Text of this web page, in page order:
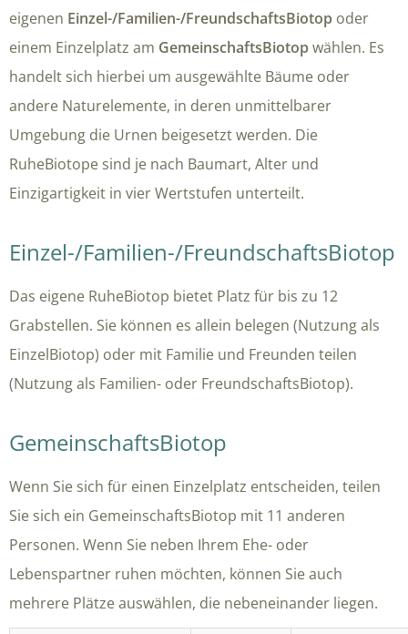
eigenen Einzel-/Familien-/FreundschaftsBiotop oder
einem Einzelplatz am GemeinschaftsBiotop wählen. Es
handelt sich hierbei um ausgewählte Bäume oder
andere Naturelemente, in deren unmittelbarer
Umgebung die Urnen beigesetzt werden. Die
RuheBiotope sind je nach Baumart, Alter und
Einzigartigkeit in vier Wertstufen unterteilt.
Einzel-/Familien-/FreundschaftsBiotop
Das eigene RuheBiotop bietet Platz für bis zu 12
Grabstellen. Sie können es allein belegen (Nutzung als
EinzelBiotop) oder mit Familie und Freunden teilen
(Nutzung als Familien- oder FreundschaftsBiotop).
GemeinschaftsBiotop
Wenn Sie sich für einen Einzelplatz entscheiden, teilen
Sie sich ein GemeinschaftsBiotop mit 11 anderen
Personen. Wenn Sie neben Ihrem Ehe- oder
Lebenspartner ruhen möchten, können Sie auch
mehrere Plätze auswählen, die nebeneinander liegen.